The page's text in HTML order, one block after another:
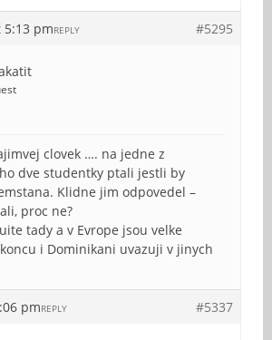
5:13 pm #5295
REPLY
clovek …. na jedne z
dve studentky ptali jestli by
Klidne jim odpovedel –
proc ne?
tady a v Evrope jsou velke
i Dominikani uvazuji v jinych
pm #5337
REPLY